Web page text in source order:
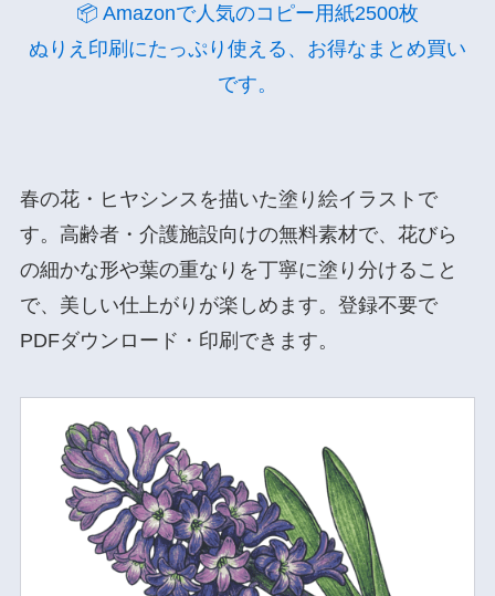
📦 Amazonで人気のコピー用紙2500枚
ぬりえ印刷にたっぷり使える、お得なまとめ買い
です。
春の花・ヒヤシンスを描いた塗り絵イラストで
す。高齢者・介護施設向けの無料素材で、花びら
の細かな形や葉の重なりを丁寧に塗り分けること
で、美しい仕上がりが楽しめます。登録不要で
PDFダウンロード・印刷できます。